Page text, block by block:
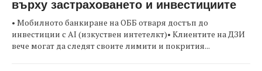
върху застраховането и инвестициите
• Мобилното банкиране на ОББ отваря достъп до
инвестиции с AI (изкуствен интетелкт)• Клиентите на ДЗИ
вече могат да следят своите лимити и покрития...